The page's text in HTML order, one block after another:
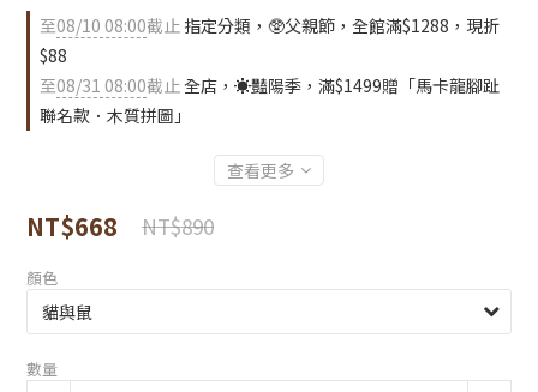
至08/10 08:00截止 指定分類，🥸父親節，全館滿$1288，現折
$88
至08/31 08:00截止全店，☀️豔陽季，滿$1499贈「馬卡龍腳趾
聯名款．木質拼圖」
查看更多
NT$668 NT$890
顏色
數量